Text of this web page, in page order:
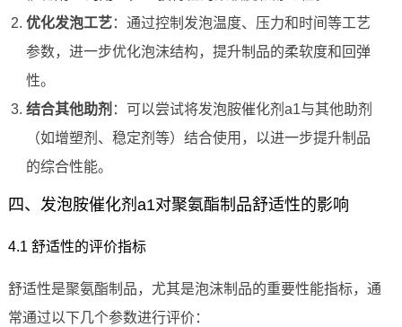
优化发泡工艺：通过控制发泡温度、压力和时间等工艺
参数，进一步优化泡沫结构，提升制品的柔软度和回弹
性。
结合其他助剂 ：可以尝试将发泡胺催化剂a1与其他助剂
（如增塑剂、稳定剂等）结合使用，以进一步提升制品
的综合性能。
四、发泡胺催化剂a1对聚氨酯制品舒适性的影响
4.1 舒适性的评价指标
舒适性是聚氨酯制品，尤其是泡沫制品的重要性能指标，通
常通过以下几个参数进行评价：